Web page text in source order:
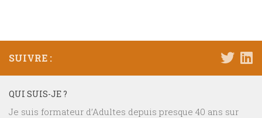
SUIVRE :
QUI SUIS-JE ?
Je suis formateur d’Adultes depuis presque 40 ans sur